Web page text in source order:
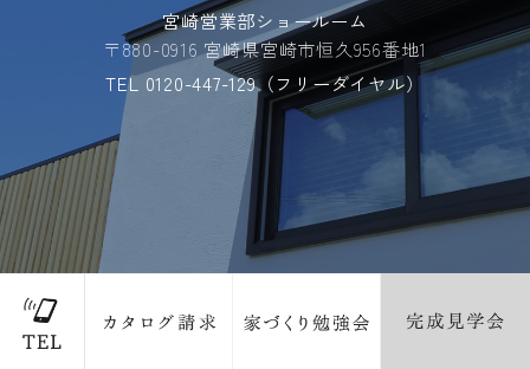
宮崎営業部ショールーム
〒880-0916 宮崎県宮崎市恒久956番地1
TEL 0120-447-129（フリーダイヤル）
PAGE TOP